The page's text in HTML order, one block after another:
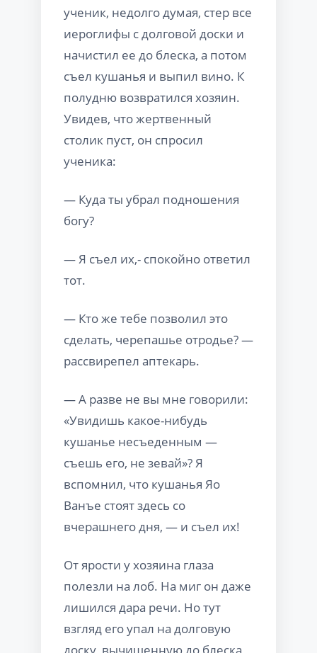
ученик, недолго думая, стер все
иероглифы с долговой доски и
начистил ее до блеска, а потом
съел кушанья и выпил вино. К
полудню возвратился хозяин.
Увидев, что жертвенный
столик пуст, он спросил
ученика:
— Куда ты убрал подношения
богу?
— Я съел их,- спокойно ответил
тот.
— Кто же тебе позволил это
сделать, черепашье отродье? —
рассвирепел аптекарь.
— А разве не вы мне говорили:
«Увидишь какое-нибудь
кушанье несъеденным —
съешь его, не зевай»? Я
вспомнил, что кушанья Яо
Ванъе стоят здесь со
вчерашнего дня, — и съел их!
От ярости у хозяина глаза
полезли на лоб. На миг он даже
лишился дара речи. Но тут
взгляд его упал на долговую
доску, вычищенную до блеска,